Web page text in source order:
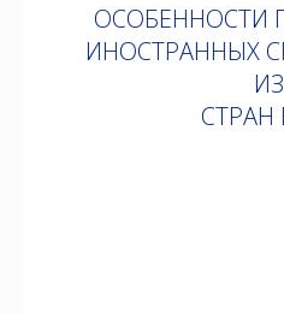
ОСОБЕННОСТИ
ИНОСТРАННЫХ
ИЗ
СТРАН